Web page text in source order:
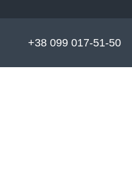
+38 099 017-51-50